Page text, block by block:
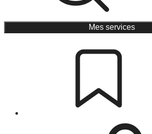
Mes services